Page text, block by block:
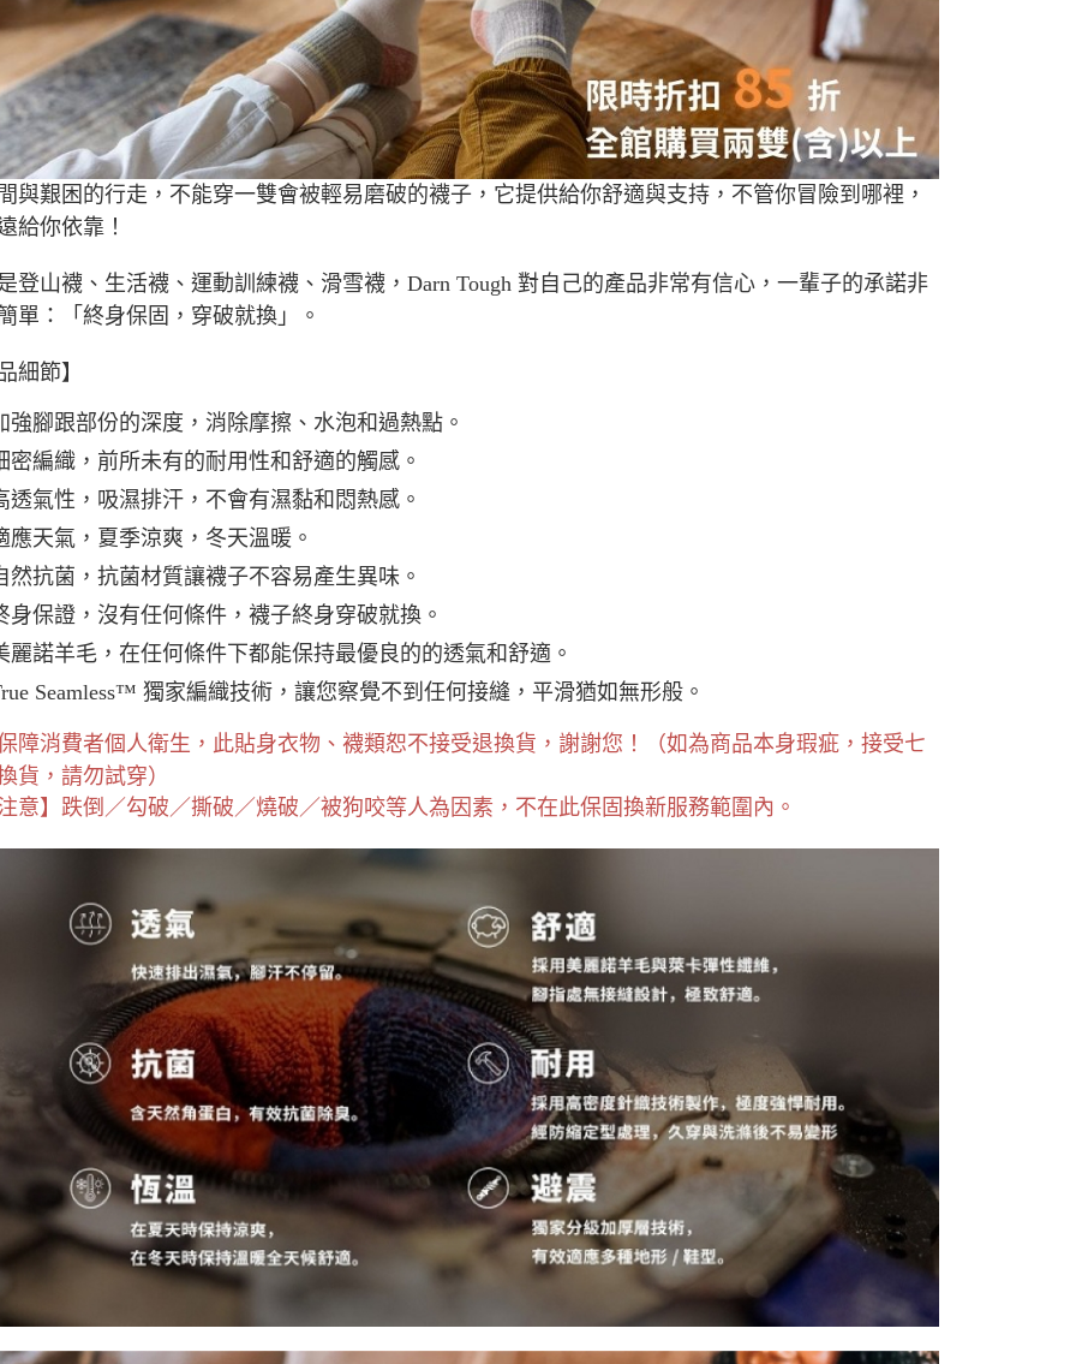
免運費
順豐貨運海外配送(運費買家自付，順豐交貨並收取運費) 查看運費
與艱困的行走，不能穿一雙會被輕易磨破的襪子，它提供給你舒適與支持，不管你冒險到哪裡，
給你依靠！
登山襪、生活襪、運動訓練襪、滑雪襪，Darn Tough 對自己的產品非常有信心，一輩子的承諾非
單：「終身保固，穿破就換」。
細節】
強腳跟部份的深度，消除摩擦、水泡和過熱點。
密編織，前所未有的耐用性和舒適的觸感。
透氣性，吸濕排汗，不會有濕黏和悶熱感。
應天氣，夏季涼爽，冬天溫暖。
然抗菌，抗菌材質讓襪子不容易產生異味。
身保證，沒有任何條件，襪子終身穿破就換。
麗諾羊毛，在任何條件下都能保持最優良的的透氣和舒適。
Seamless™ 獨家編織技術，讓您察覺不到任何接縫，平滑猶如無形般。
障消費者個人衛生，此貼身衣物、襪類恕不接受退換貨，謝謝您！（如為商品本身瑕疵，接受七
貨，請勿試穿）
意】跌倒／勾破／撕破／燒破／被狗咬等人為因素，不在此保固換新服務範圍內。